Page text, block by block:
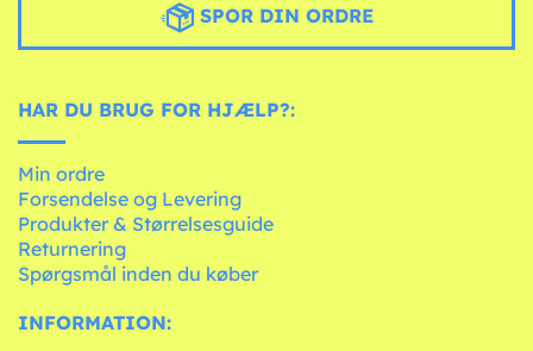
SPOR DIN ORDRE
HAR DU BRUG FOR HJÆLP?:
Min ordre
Forsendelse og Levering
Produkter & Størrelsesguide
Returnering
Spørgsmål inden du køber
INFORMATION: